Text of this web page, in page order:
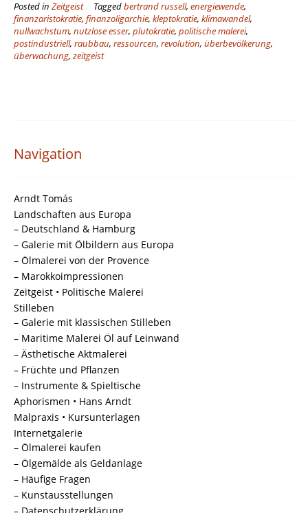
Posted in Zeitgeist Taggedbertrand russell, energiewende,
finanzaristokratie, finanzoligarchie, kleptokratie, klimawandel,
nullwachstum, nutzlose esser, plutokratie, politische malerei,
postindustriell, raubbau, ressourcen, revolution, überbevölkerung,
überwachung, zeitgeist
Navigation
Arndt Tomás
Landschaften aus Europa
– Deutschland & Hamburg
– Galerie mit Ölbildern aus Europa
– Ölmalerei von der Provence
– Marokkoimpressionen
Zeitgeist • Politische Malerei
Stilleben
– Galerie mit klassischen Stilleben
– Maritime Malerei Öl auf Leinwand
– Ästhetische Aktmalerei
– Früchte und Pflanzen
– Instrumente & Spieltische
Aphorismen • Hans Arndt
Malpraxis • Kursunterlagen
Internetgalerie
– Ölmalerei kaufen
– Ölgemälde als Geldanlage
– Häufige Fragen
– Kunstausstellungen